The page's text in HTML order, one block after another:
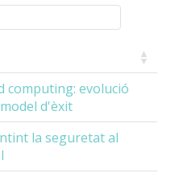
computing: evolució
d'èxit
la seguretat al